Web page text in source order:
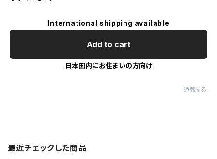
International shipping available
Add to cart
日本国内にお住まいの方向け
通報する
最近チェックした商品